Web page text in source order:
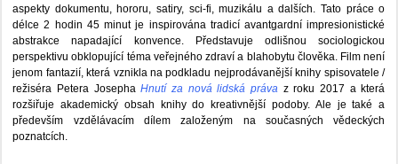
aspekty dokumentu, hororu, satiry, sci-fi, muzikálu a dalších. Tato práce o
délce 2 hodin 45 minut je inspirována tradicí avantgardní impresionistické
abstrakce napadající konvence. Představuje odlišnou sociologickou
perspektivu obklopující téma veřejného zdraví a blahobytu člověka. Film není
jenom fantazií, která vznikla na podkladu nejprodávanější knihy spisovatele /
režiséra Petera JosephaHnutí za nová lidská právaz roku 2017 a která
rozšiřuje akademický obsah knihy do kreativnější podoby. Ale je také a
především vzdělávacím dílem založeným na současných vědeckých
poznatcích.